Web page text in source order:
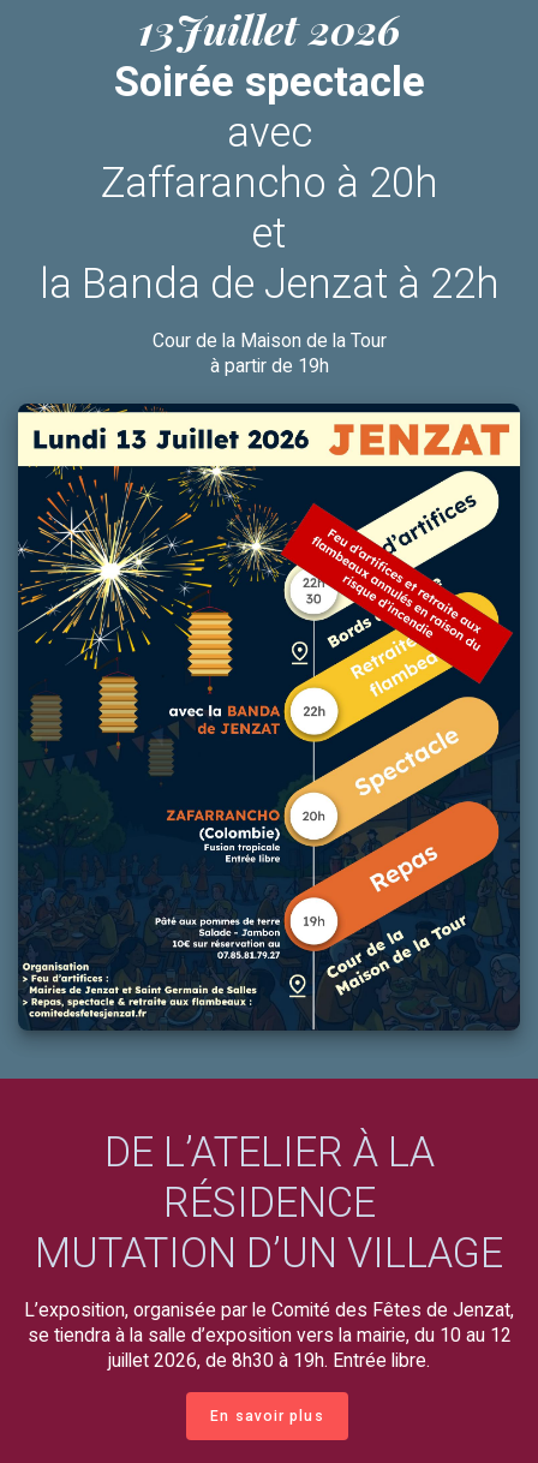
13Juillet 2026
Soirée spectacle
avec
Zaffarancho à 20h
et
la Banda de Jenzat à 22h
Cour de la Maison de la Tour
à partir de 19h
DE L’ATELIER À LA
RÉSIDENCE
MUTATION D’UN VILLAGE
L’exposition, organisée par le Comité des Fêtes de Jenzat,
se tiendra à la salle d’exposition vers la mairie, du 10 au 12
juillet 2026, de 8h30 à 19h. Entrée libre.
En savoir plus